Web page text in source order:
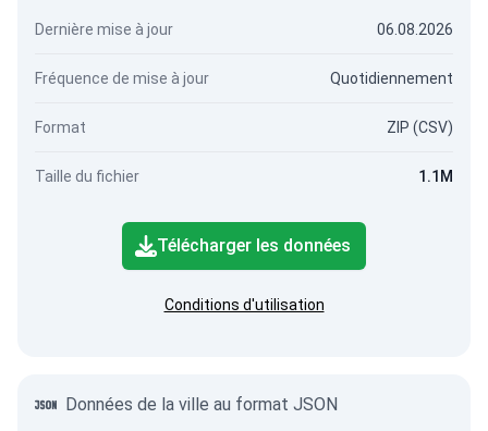
Dernière mise à jour 06.08.2026
Fréquence de mise à jour Quotidiennement
Format ZIP (CSV)
Taille du fichier 1.1M
Télécharger les données
Conditions d'utilisation
Données de la ville au format JSON